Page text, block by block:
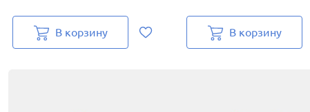
В корзину В корзину